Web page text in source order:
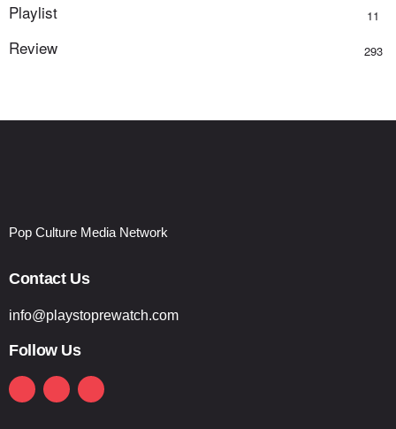
Playlist 11
Review 293
Pop Culture Media Network
Contact Us
info@playstoprewatch.com
Follow Us